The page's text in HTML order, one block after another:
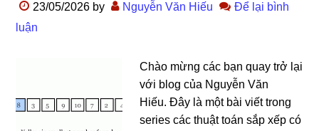
23/05/2026 by Nguyễn Văn Hiếu
Để lại bình
luận
Chào mừng các bạn quay trở lại
với blog của Nguyễn Văn
Hiếu. Đây là một bài viết trong
series các thuật toán sắp xếp có